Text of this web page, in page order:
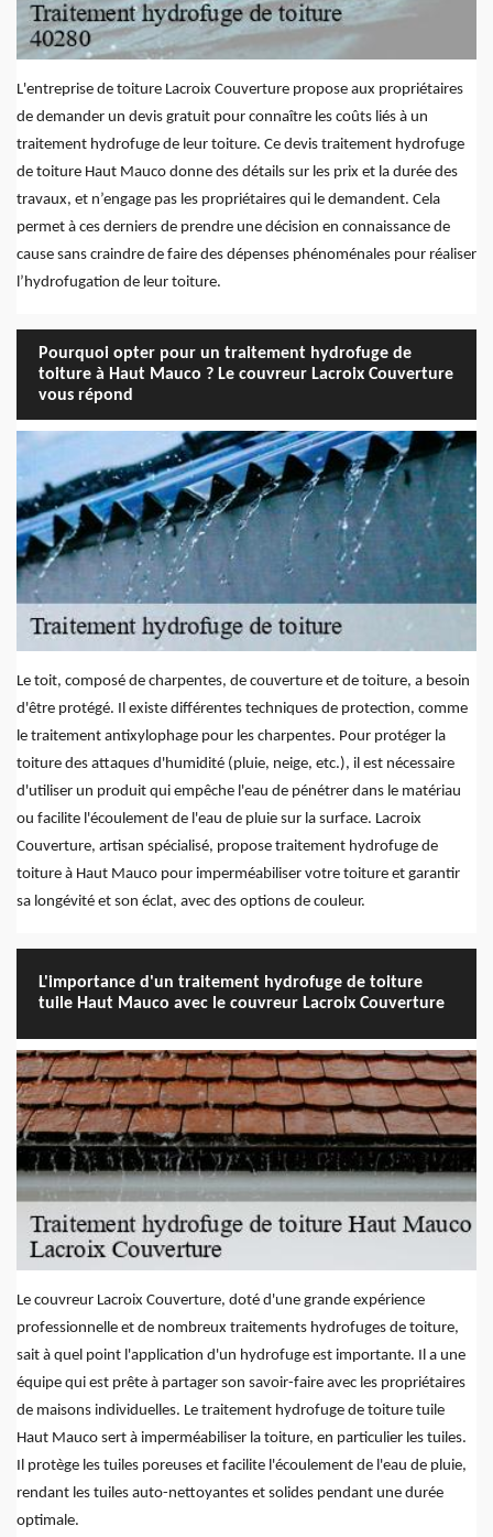
L'entreprise de toiture Lacroix Couverture propose aux propriétaires
de demander un devis gratuit pour connaître les coûts liés à un
traitement hydrofuge de leur toiture. Ce devis traitement hydrofuge
de toiture Haut Mauco donne des détails sur les prix et la durée des
travaux, et n’engage pas les propriétaires qui le demandent. Cela
permet à ces derniers de prendre une décision en connaissance de
cause sans craindre de faire des dépenses phénoménales pour réaliser
l’hydrofugation de leur toiture.
Pourquoi opter pour un traitement hydrofuge de
toiture à Haut Mauco ? Le couvreur Lacroix Couverture
vous répond
Le toit, composé de charpentes, de couverture et de toiture, a besoin
d'être protégé. Il existe différentes techniques de protection, comme
le traitement antixylophage pour les charpentes. Pour protéger la
toiture des attaques d'humidité (pluie, neige, etc.), il est nécessaire
d'utiliser un produit qui empêche l'eau de pénétrer dans le matériau
ou facilite l'écoulement de l'eau de pluie sur la surface. Lacroix
Couverture, artisan spécialisé, propose traitement hydrofuge de
toiture à Haut Mauco pour imperméabiliser votre toiture et garantir
sa longévité et son éclat, avec des options de couleur.
L'importance d'un traitement hydrofuge de toiture
tuile Haut Mauco avec le couvreur Lacroix Couverture
Le couvreur Lacroix Couverture, doté d'une grande expérience
professionnelle et de nombreux traitements hydrofuges de toiture,
sait à quel point l'application d'un hydrofuge est importante. Il a une
équipe qui est prête à partager son savoir-faire avec les propriétaires
de maisons individuelles. Le traitement hydrofuge de toiture tuile
Haut Mauco sert à imperméabiliser la toiture, en particulier les tuiles.
Il protège les tuiles poreuses et facilite l'écoulement de l'eau de pluie,
rendant les tuiles auto-nettoyantes et solides pendant une durée
optimale.